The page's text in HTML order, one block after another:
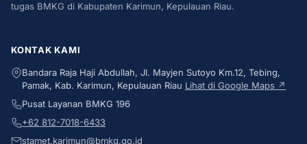
tugas BMKG di Kabupaten Karimun, Kepulauan Riau.
KONTAK KAMI
Bandara Raja Haji Abdullah, Jl. Mayjen Sutoyo Km.12, Tebing,
Pamak, Kab. Karimun, Kepulauan Riau Lihat di Google Maps ↗
Pusat Layanan BMKG 196
+62 812-7018-6433
stamet.karimun@bmkg.go.id